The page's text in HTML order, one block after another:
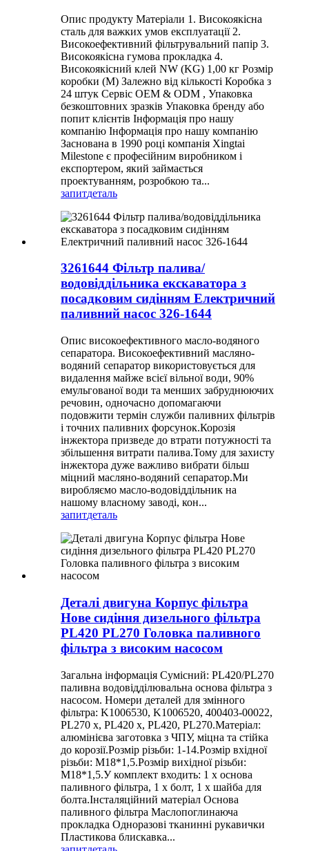
Опис продукту Матеріали 1. Високоякісна
сталь для важких умов експлуатації 2.
Високоефективний фільтрувальний папір 3.
Високоякісна гумова прокладка 4.
Високоякісний клей NW (KG) 1,00 кг Розмір
коробки (M) Залежно від кількості Коробка з
24 штук Сервіс OEM & ODM , Упаковка
безкоштовних зразків Упаковка бренду або
попит клієнтів Інформація про нашу
компанію Інформація про нашу компанію
Заснована в 1990 році компанія Xingtai
Milestone є професійним виробником і
експортером, який займається
проектуванням, розробкою та...
запитдеталь
3261644 Фільтр палива/
водовіддільника екскаватора з
посадковим сидінням Електричний
паливний насос 326-1644
Опис високоефективного масло-водяного
сепаратора. Високоефективний масляно-
водяний сепаратор використовується для
видалення майже всієї вільної води, 90%
емульгованої води та менших забруднюючих
речовин, одночасно допомагаючи
подовжити термін служби паливних фільтрів
і точних паливних форсунок.Корозія
інжектора призведе до втрати потужності та
збільшення витрати палива.Тому для захисту
інжектора дуже важливо вибрати більш
міцний масляно-водяний сепаратор.Ми
виробляємо масло-водовіддільник на
нашому власному заводі, кон...
запитдеталь
Деталі двигуна Корпус фільтра
Нове сидіння дизельного фільтра
PL420 PL270 Головка паливного
фільтра з високим насосом
Загальна інформація Сумісний: PL420/PL270
паливна водовідділювальна основа фільтра з
насосом. Номери деталей для змінного
фільтра: K1006530, K1006520, 400403-00022,
PL270 x, PL420 x, PL420, PL270.Матеріал:
алюмінієва заготовка з ЧПУ, міцна та стійка
до корозії.Розмір різьби: 1-14.Розмір вхідної
різьби: М18*1,5.Розмір вихідної різьби:
М18*1,5.У комплект входить: 1 х основа
паливного фільтра, 1 х болт, 1 х шайба для
болта.Інсталяційний матеріал Основа
паливного фільтра Маслопоглинаюча
прокладка Одноразові тканинні рукавички
Пластикова блискавка...